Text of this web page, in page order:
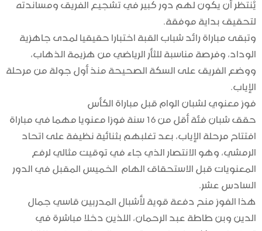
لتحقيق بداية موفقة.
وتبقى مباراة رائد شباب القبة اختبارا حقيقيا لمدى جاهزية
الوداد، وفرصة مناسبة للثأر الرياضي من هزيمة الذهاب،
ووضع الفريق على السكة الصحيحة منذ أول جولة من مرحلة
الإياب.
فوز معنوي لشبان الوام قبل مباراة الكأس
حقق شبان فئة أقل من 16 سنة فوزا معنويا مهما في مباراة
افتتاح مرحلة الإياب، بعد تغلبهم بثنائية نظيفة على اتحاد
الرمشي، وهو الانتصار الذي جاء في توقيت مثالي لرفع
المعنويات قبل الاستحقاق الهام الخميس المقبل في الدور
السادس عشر.
هذا الفوز منح دفعة قوية لأشبال المدربين قاسي جمال
الدين وبن طاطة عبد الرحمان، اللذين دخلا مباشرة في